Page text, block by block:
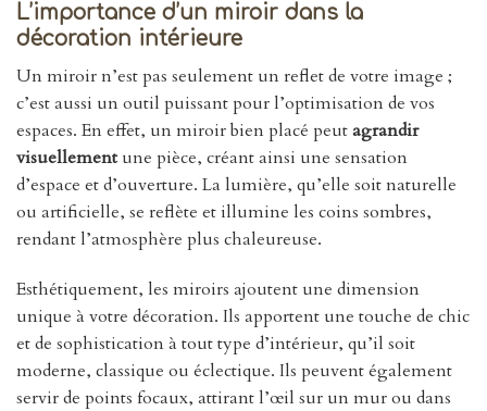
L’importance d’un miroir dans la
décoration intérieure
Un miroir n’est pas seulement un reflet de votre image ;
c’est aussi un outil puissant pour l’optimisation de vos
espaces. En effet, un miroir bien placé peutagrandir
visuellementune pièce, créant ainsi une sensation
d’espace et d’ouverture. La lumière, qu’elle soit naturelle
ou artificielle, se reflète et illumine les coins sombres,
rendant l’atmosphère plus chaleureuse.
Esthétiquement, les miroirs ajoutent une dimension
unique à votre décoration. Ils apportent une touche de chic
et de sophistication à tout type d’intérieur, qu’il soit
moderne, classique ou éclectique. Ils peuvent également
servir de points focaux, attirant l’œil sur un mur ou dans